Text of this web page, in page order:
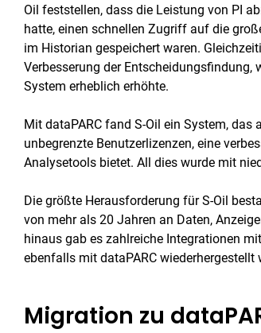
Oil feststellen, dass die Leistung von PI
hatte, einen schnellen Zugriff auf die
im Historian gespeichert waren.
Verbesserung der
System erheblich erhöhte.
Mit dataPARC fand S-Oil ein System, das
unbegrenzte Benutzerlizenzen, eine
Analysetools bietet. All dies wurde mit
Die größte Herausforderung für S-Oil
von mehr als 20 Jahren an Daten,
hinaus gab es zahlreiche Integrationen
ebenfalls mit dataPARC wiederhergestellt
Migration zu